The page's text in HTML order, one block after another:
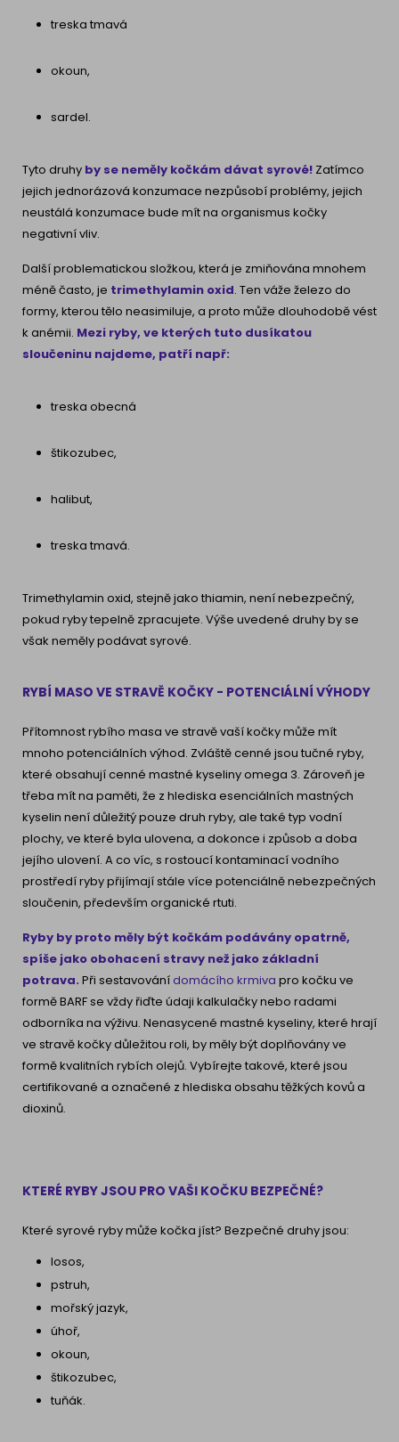
treska tmavá
okoun,
sardel.
Tyto druhy by se neměly kočkám dávat syrové! Zatímco
jejich jednorázová konzumace nezpůsobí problémy, jejich
neustálá konzumace bude mít na organismus kočky
negativní vliv.
Další problematickou složkou, která je zmiňována mnohem
méně často, je trimethylamin oxid. Ten váže železo do
formy, kterou tělo neasimiluje, a proto může dlouhodobě vést
k anémii. Mezi ryby, ve kterých tuto dusíkatou
sloučeninu najdeme, patří např:
treska obecná
štikozubec,
halibut,
treska tmavá.
Trimethylamin oxid, stejně jako thiamin, není nebezpečný,
pokud ryby tepelně zpracujete. Výše uvedené druhy by se
však neměly podávat syrové.
RYBÍ MASO VE STRAVĚ KOČKY - POTENCIÁLNÍ VÝHODY
Přítomnost rybího masa ve stravě vaší kočky může mít
mnoho potenciálních výhod. Zvláště cenné jsou tučné ryby,
které obsahují cenné mastné kyseliny omega 3. Zároveň je
třeba mít na paměti, že z hlediska esenciálních mastných
kyselin není důležitý pouze druh ryby, ale také typ vodní
plochy, ve které byla ulovena, a dokonce i způsob a doba
jejího ulovení. A co víc, s rostoucí kontaminací vodního
prostředí ryby přijímají stále více potenciálně nebezpečných
sloučenin, především organické rtuti.
Ryby by proto měly být kočkám podávány opatrně,
spíše jako obohacení stravy než jako základní
potrava. Při sestavovánídomácího krmiva pro kočku ve
formě BARF se vždy řiďte údaji kalkulačky nebo radami
odborníka na výživu. Nenasycené mastné kyseliny, které hrají
ve stravě kočky důležitou roli, by měly být doplňovány ve
formě kvalitních rybích olejů. Vybírejte takové, které jsou
certifikované a označené z hlediska obsahu těžkých kovů a
dioxinů.
KTERÉ RYBY JSOU PRO VAŠI KOČKU BEZPEČNÉ?
Které syrové ryby může kočka jíst? Bezpečné druhy jsou:
losos,
pstruh,
mořský jazyk,
úhoř,
okoun,
štikozubec,
tuňák.